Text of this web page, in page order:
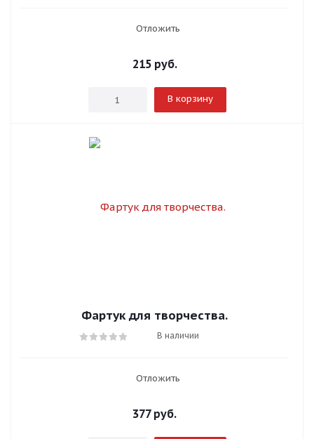
Отложить
215руб.
В корзину
Фартук для творчества.
В наличии
Отложить
377руб.